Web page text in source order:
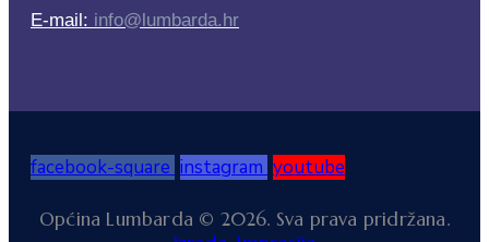
E-mail: info@lumbarda.hr
facebook-square instagram youtube
Općina Lumbarda © 2026. Sva prava pridržana.